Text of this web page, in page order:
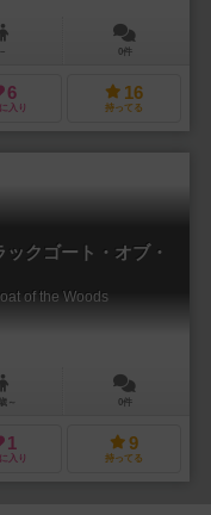
－ 0件
6
入り
16
持ってる
クゴート・オブ・
of the Woods
～ 0件
1
入り
9
持ってる